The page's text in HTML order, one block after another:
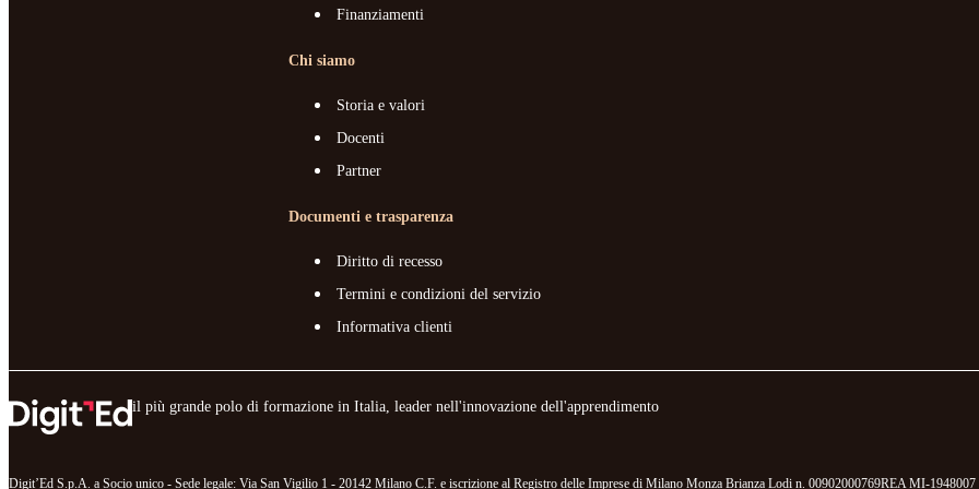
Finanziamenti
Chi siamo
Storia e valori
Docenti
Partner
Documenti e trasparenza
Diritto di recesso
Termini e condizioni del servizio
Informativa clienti
il più grande polo di formazione in Italia, leader nell'innovazione dell'apprendimento
Digit’Ed S.p.A. a Socio unico - Sede legale: Via San Vigilio 1 - 20142 Milano C.F. e iscrizione al Registro delle Imprese di Milano Monza Brianza Lodi n. 00902000769REA MI-1948007